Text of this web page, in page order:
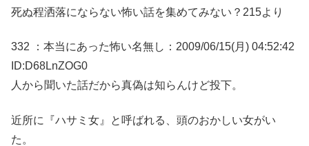
死ぬ程洒落にならない怖い話を集めてみない？215より
332 ：本当にあった怖い名無し：2009/06/15(月) 04:52:42
ID:D68LnZOG0
人から聞いた話だから真偽は知らんけど投下。
近所に『ハサミ女』と呼ばれる、頭のおかしい女がい
た。